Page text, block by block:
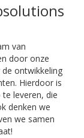
van
door onze
ontwikkeling
Hierdoor is
leveren, die
denken we
we samen